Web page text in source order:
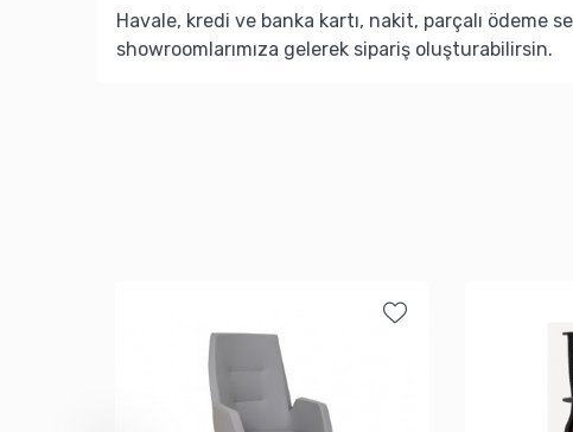
Havale, kredi ve banka kartı, nakit, parçalı ödeme
showroomlarımıza gelerek sipariş oluşturabilirsin.